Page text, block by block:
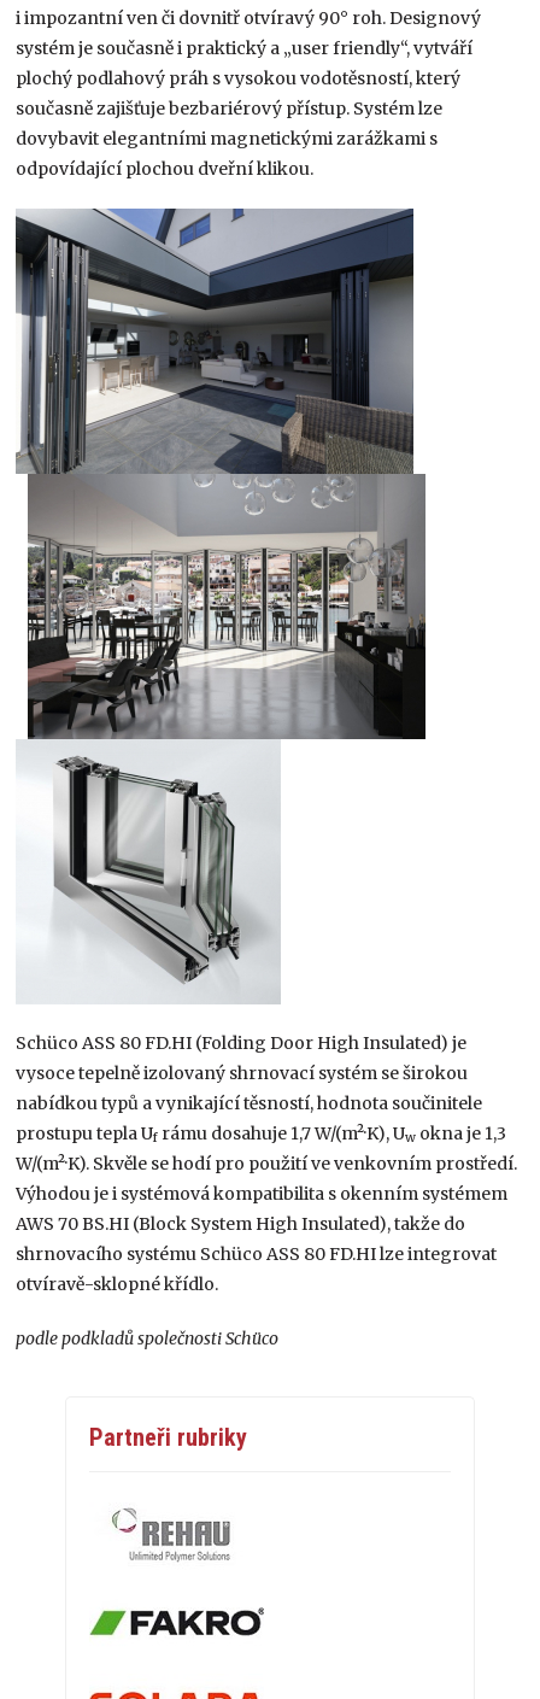
i impozantní ven či dovnitř otvíravý 90° roh. Designový
systém je současně i praktický a „user friendly“, vytváří
plochý podlahový práh s vysokou vodotěsností, který
současně zajišťuje bezbariérový přístup. Systém lze
dovybavit elegantními magnetickými zarážkami s
odpovídající plochou dveřní klikou.
Schüco ASS 80 FD.HI (Folding Door High Insulated) je
vysoce tepelně izolovaný shrnovací systém se širokou
nabídkou typů a vynikající těsností, hodnota součinitele
prostupu tepla Uf rámu dosahuje 1,7 W/(m²·K), Uw okna je 1,3
W/(m²·K). Skvěle se hodí pro použití ve venkovním prostředí.
Výhodou je i systémová kompatibilita s okenním systémem
AWS 70 BS.HI (Block System High Insulated), takže do
shrnovacího systému Schüco ASS 80 FD.HI lze integrovat
otvíravě-sklopné křídlo.
podle podkladů společnosti Schüco
Partneři rubriky